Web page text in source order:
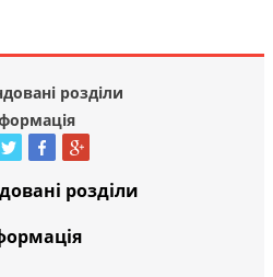
розділи
розділи